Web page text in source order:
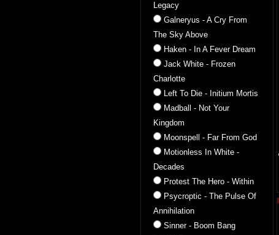
Legacy
Galneryus - A Cry From
The Sky Above
Haken - In A Fever Dream
Jack White - Frozen
Charlotte
Left To Die - Initium Mortis
Madball - Not Your
Kingdom
Moonspell - Far From God
Motionless In White -
Decades
Protest The Hero - Within
Psycroptic - The Pulse Of
Annihilation
Sinner - Boom Bang